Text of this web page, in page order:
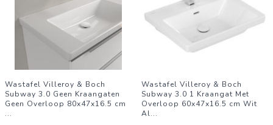
Wastafel Villeroy & Boch
Subway 3.0 Geen Kraangaten
Geen Overloop 80x47x16.5 cm
...
Wastafel Villeroy & Boch
Subway 3.0 1 Kraangat Met
Overloop 60x47x16.5 cm Wit
Al...